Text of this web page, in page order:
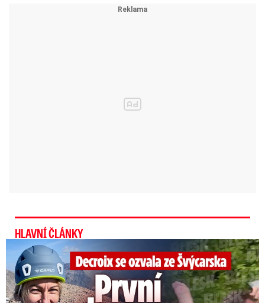
Deštík a teplý svetr berte všude s sebou
Víkend bude na srážky bohatý.
teploty vystoupí na 10 až 14 °C.Foukat bude
mírný severozápadní vítr o rychlosti do 20 km/h.
V Krkonoších napadl první sníh.
Horská služba přidala varování pro
HLAVNÍ ČLÁNKY
Decroix se ozvala z Alp: První slova po provalení románku